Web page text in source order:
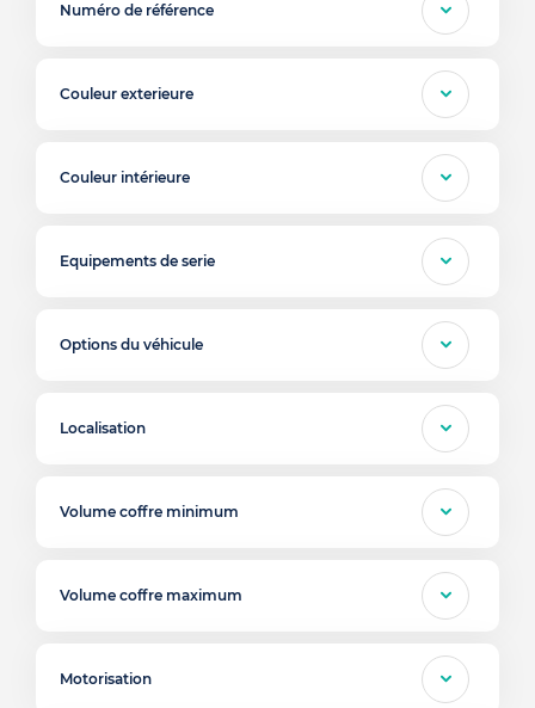
Numéro de référence
Couleur exterieure
Couleur intérieure
Equipements de serie
Options du véhicule
Localisation
Volume coffre minimum
Volume coffre maximum
Motorisation